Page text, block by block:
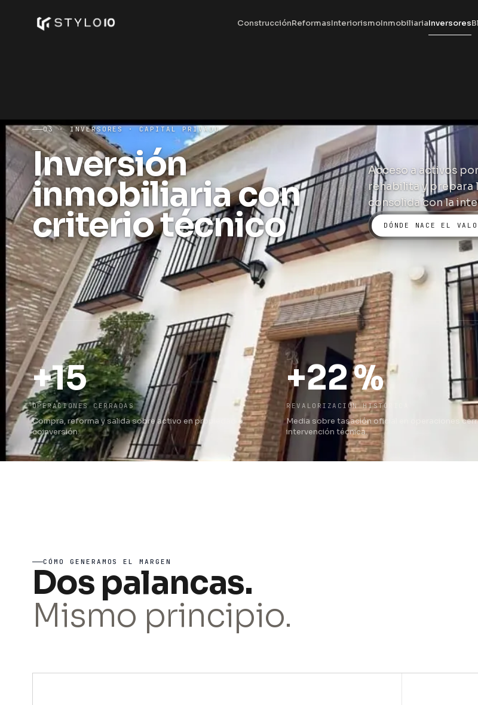
ConstrucciónReformasInteriorismoInmobiliariaInversores
03 · INVERSORES · CAPITAL PRIVADO
Inversión
inmobiliaria con
criterio técnico
Acceso a activos
rehabilita y prepara
consolida con la
DÓNDE NACE EL
+15
OPERACIONES CERRADAS
Compra, reforma y salida sobre activo en propiedad o
coinversión.
+22 %
REVALORIZACIÓN HISTÓRICA
Media sobre tasación oficial en operaciones
intervención técnica.
CÓMO GENERAMOS EL MARGEN
Dos palancas.
Mismo principio.